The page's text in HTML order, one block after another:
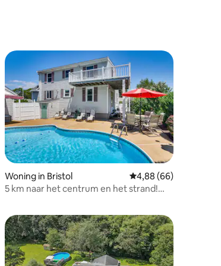
beoordeling van 4,81 op 5, 32 recensies
Woning in Bristol Gemiddelde
4,88 (66)
5 km naar het centrum en het strand!